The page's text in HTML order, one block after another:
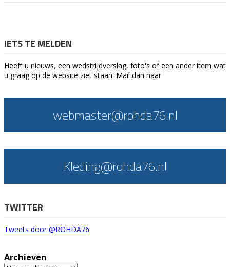
IETS TE MELDEN
Heeft u nieuws, een wedstrijdverslag, foto's of een ander item wat
u graag op de website ziet staan. Mail dan naar
webmaster@rohda76.nl
Kleding@rohda76.nl
TWITTER
Tweets door @ROHDA76
Archieven